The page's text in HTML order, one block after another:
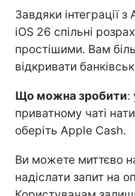
Завдяки інтеграції
iOS 26 спільні
простішими. Вам
відкривати
Що можна зробити:
приватному чаті
оберіть Apple Cash.
Ви можете миттєво
надіслати запит на